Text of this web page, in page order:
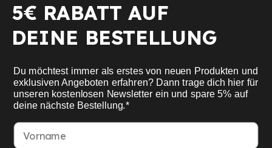
Squash
Pickleball
Schulsport
5€ RABATT AUF
DEINE BESTELLUNG
Du möchtest immer als erstes von neuen Produkten und
exklusiven Angeboten erfahren? Dann trage dich hier für
unseren kostenlosen Newsletter ein und spare 5% auf
deine nächste Bestellung.*
Vorname